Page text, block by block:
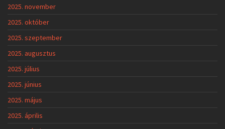
2025. november
2025. október
2025. szeptember
2025. augusztus
2025. július
2025. június
2025. május
2025. április